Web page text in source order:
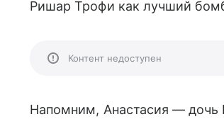
Ришар Трофи как лучший
Контент недоступен
Напомним, Анастасия — дочь